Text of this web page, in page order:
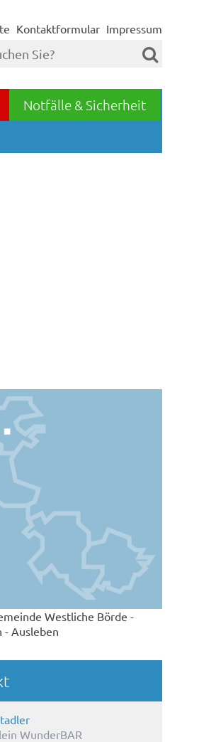
Kontaktformular Impressum
Notfälle & Sicherheit
Westliche Börde -
- Ausleben
WunderBAR